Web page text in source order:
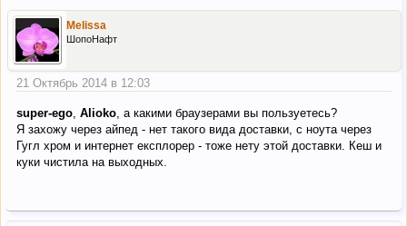
Melissa
ШопоНафт
21 Октябрь 2014 в 12:03
super-ego Alioko , а какими браузерами вы пользуетесь?
Я захожу через айпед - нет такого вида доставки, с ноута через
Гугл хром и интернет експлорер - тоже нету этой доставки. Кеш и
куки чистила на выходных.